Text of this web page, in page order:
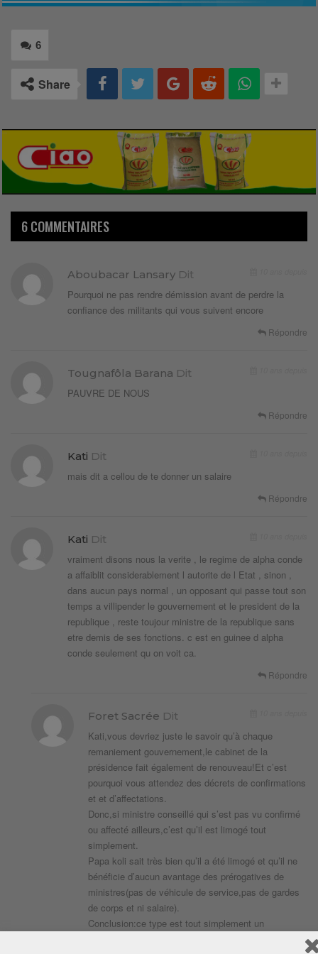
6
Share
6 COMMENTAIRES
Aboubacar Lansary Dit
Pourquoi ne pas rendre démission avant de perdre la
confiance des militants qui vous suivent encore
Répondre
Tougnafôla Barana Dit
PAUVRE DE NOUS
Répondre
Kati Dit
mais dit a cellou de te donner un salaire
Répondre
Kati Dit
vraiment disons nous la verite , le regime de alpha conde
a affaiblit considerablement l autorite de l Etat , sinon ,
dans aucun pays normal , un opposant qui passe tout son
temps a villipender le gouvernement et le president de la
republique , reste toujour ministre de la republique sans
etre demis de ses fonctions. c est en guinee d alpha
conde seulement qu on voit ca.
Répondre
Foret Sacrée Dit
Kati,vous devriez juste le savoir qu’à chaque
remaniement gouvernement,le cabinet de la
présidence fait également de renouveau!Et c’est
pourquoi vous attendez des décrets de confirmations
et et d’affectations.
Donc,si ministre conseillé qui s’est pas vu confirmé
ou affecté ailleurs,c’est qu’il est limogé tout
simplement.
Papa koli sait très bien qu’il a été limogé et qu’il ne
bénéficie d’aucun avantage des prérogatives de
ministres(pas de véhicule de service,pas de gardes
de corps et ni salaire).
Conclusion:ce type est tout simplement un